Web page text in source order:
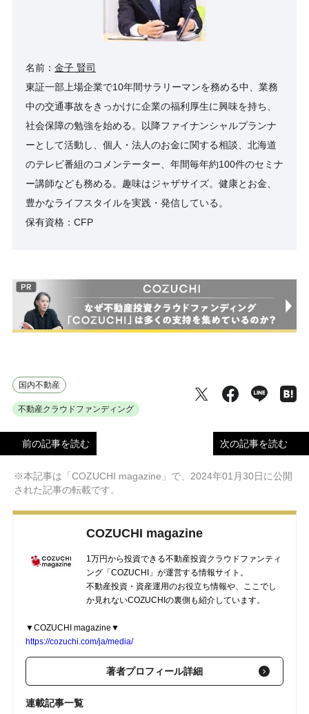
名前： 金子 賢司
東証一部上場企業で10年間サラリーマンを務める中、業務
中の交通事故をきっかけに企業の福利厚生に興味を持ち、
社会保障の勉強を始める。以降ファイナンシャルプランナ
ーとして活動し、個人・法人のお金に関する相談、北海道
のテレビ番組のコメンテーター、年間毎年約100件のセミナ
ー講師なども務める。趣味はジャザサイズ。健康とお金、
豊かなライフスタイルを実践・発信している。
保有資格：CFP
国内不動産
不動産クラウドファンディング
前の記事を読む 次の記事を読む
※本記事は「COZUCHI magazine」で、2024年01月30日に公開
された記事の転載です。
COZUCHI magazine
1万円から投資できる不動産投資クラウドファンティ
ング「COZUCHI」が運営する情報サイト。
不動産投資・資産運用のお役立ち情報や、ここでし
か見れないCOZUCHIの裏側も紹介しています。
▼COZUCHI magazine▼
https://cozuchi.com/ja/media/
著者プロフィール詳細
連載記事一覧